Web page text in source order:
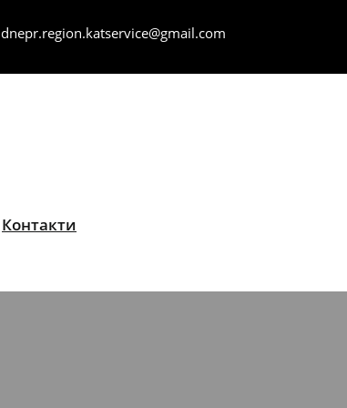
dnepr.region.katservice@gmail.com
Контакти